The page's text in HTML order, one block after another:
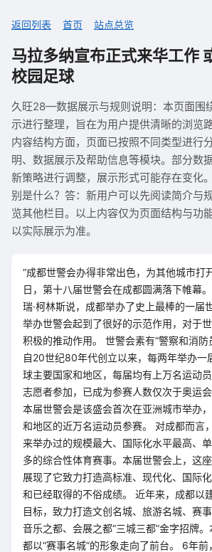
返回列表 首页 站点总览
马拉多纳宣布正式来华工作
校园足球
久旺28—数据展示与规则说明：本页面围
示进行整理，旨在为用户提供清晰的浏览
内容结构方面，页面已按照不同类型进行
明、数据展示及帮助信息等模块。部分数
新策略进行调整，展示形式可能存在变化
别是什么？答：新用户可以先阅读简介与
览其他栏目。以上内容仅为页面结构与功
以实际展示为准。
“成都世警会办得非常出色，为其他城市打
日，第十八届世警会在成都圆满落下帷幕
瑞·柯林斯说，成都举办了史上最棒的一届
举办世警会起到了很好的示范作用，对于
积极的推动作用。 世警会素有“警察和消防
自20世纪80年代创立以来，每两年举办一
球主要国家和地区，每届均有上万名运动
志愿者参加，已成为参赛人数仅次于奥运会
本届世警会是该盛会首次在亚洲城市举办
和地区的近万名运动员参赛。 对成都而言
来举办过的规模最大、国际化水平最高、
多的综合性体育赛事。本届世警会上，这
展现了它致力打造高标准、现代化、国际
和已经取得的不俗成绩。 近年来，成都以
目标，致力打造文创名城、旅游名城、赛事
音乐之都、会展之都“三城三都”金字招牌
都以“赛事名城”的形象走向了前台。 6年